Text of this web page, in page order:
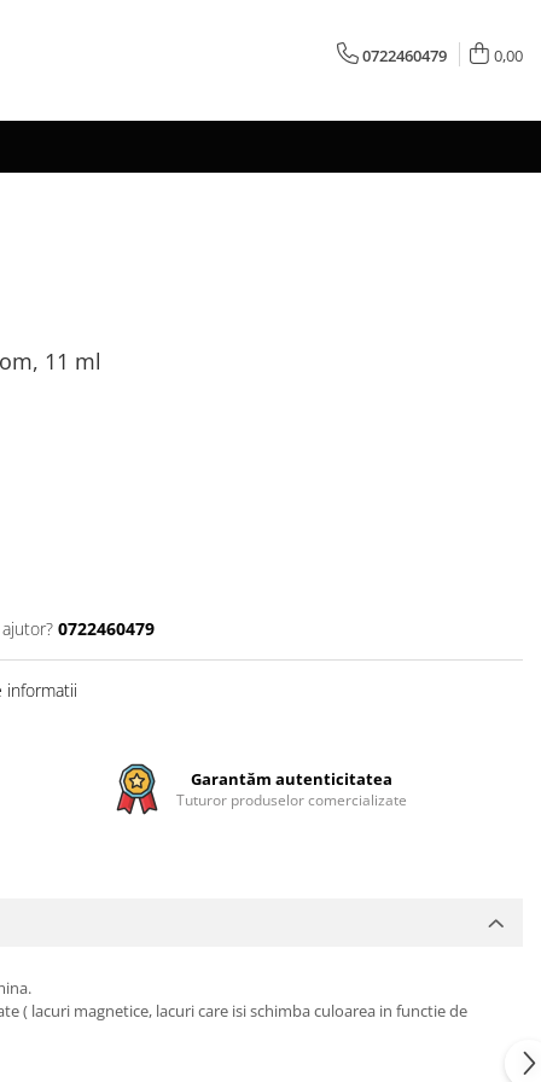
0722460479 0,00
11 ml
0722460479
informatii
Garantăm autenticitatea
Tuturor produselor comercializate
( lacuri magnetice, lacuri care isi schimba culoarea in functie de